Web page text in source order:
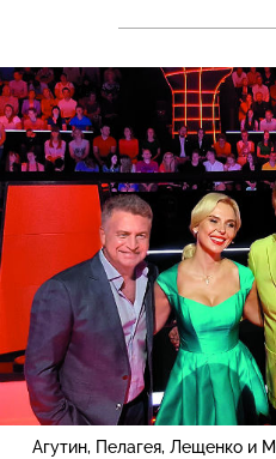
Агутин, Пелагея, Лещенко и